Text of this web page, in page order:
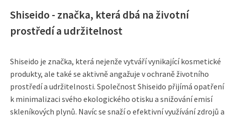
Shiseido - značka, která dbá na životní
prostředí a udržitelnost
Shiseido je značka, která nejenže vytváří vynikající kosmetické
produkty, ale také se aktivně angažuje v ochraně životního
prostředí a udržitelnosti. Společnost Shiseido přijímá opatření
k minimalizaci svého ekologického otisku a snižování emisí
skleníkových plynů. Navíc se snaží o efektivní využívání zdrojů a